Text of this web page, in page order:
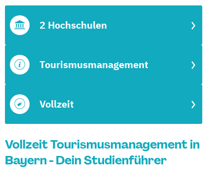
Vollzeit
Tourismusmanagement
2 Hochschulen
Vollzeit Tourismusmanagement in
Bayern - Dein Studienführer